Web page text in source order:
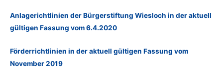
Anlagerichtlinien der Bürgerstiftung Wiesloch in der aktuell
gültigen Fassung vom 6.4.2020
Förderrichtlinien in der aktuell gültigen Fassung vom
November 2019